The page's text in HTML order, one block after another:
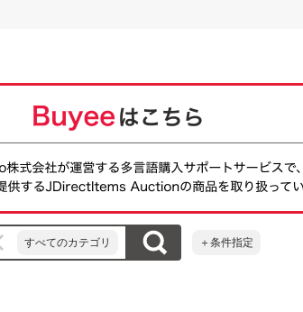
すべてのカテゴリ ＋条件指定